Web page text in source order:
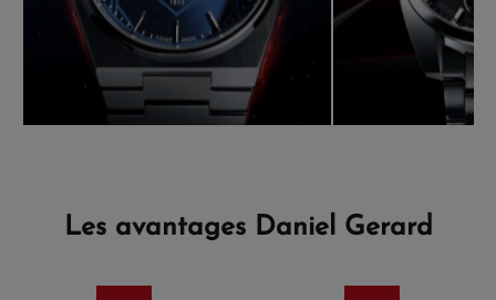
Les avantages Daniel Gerard